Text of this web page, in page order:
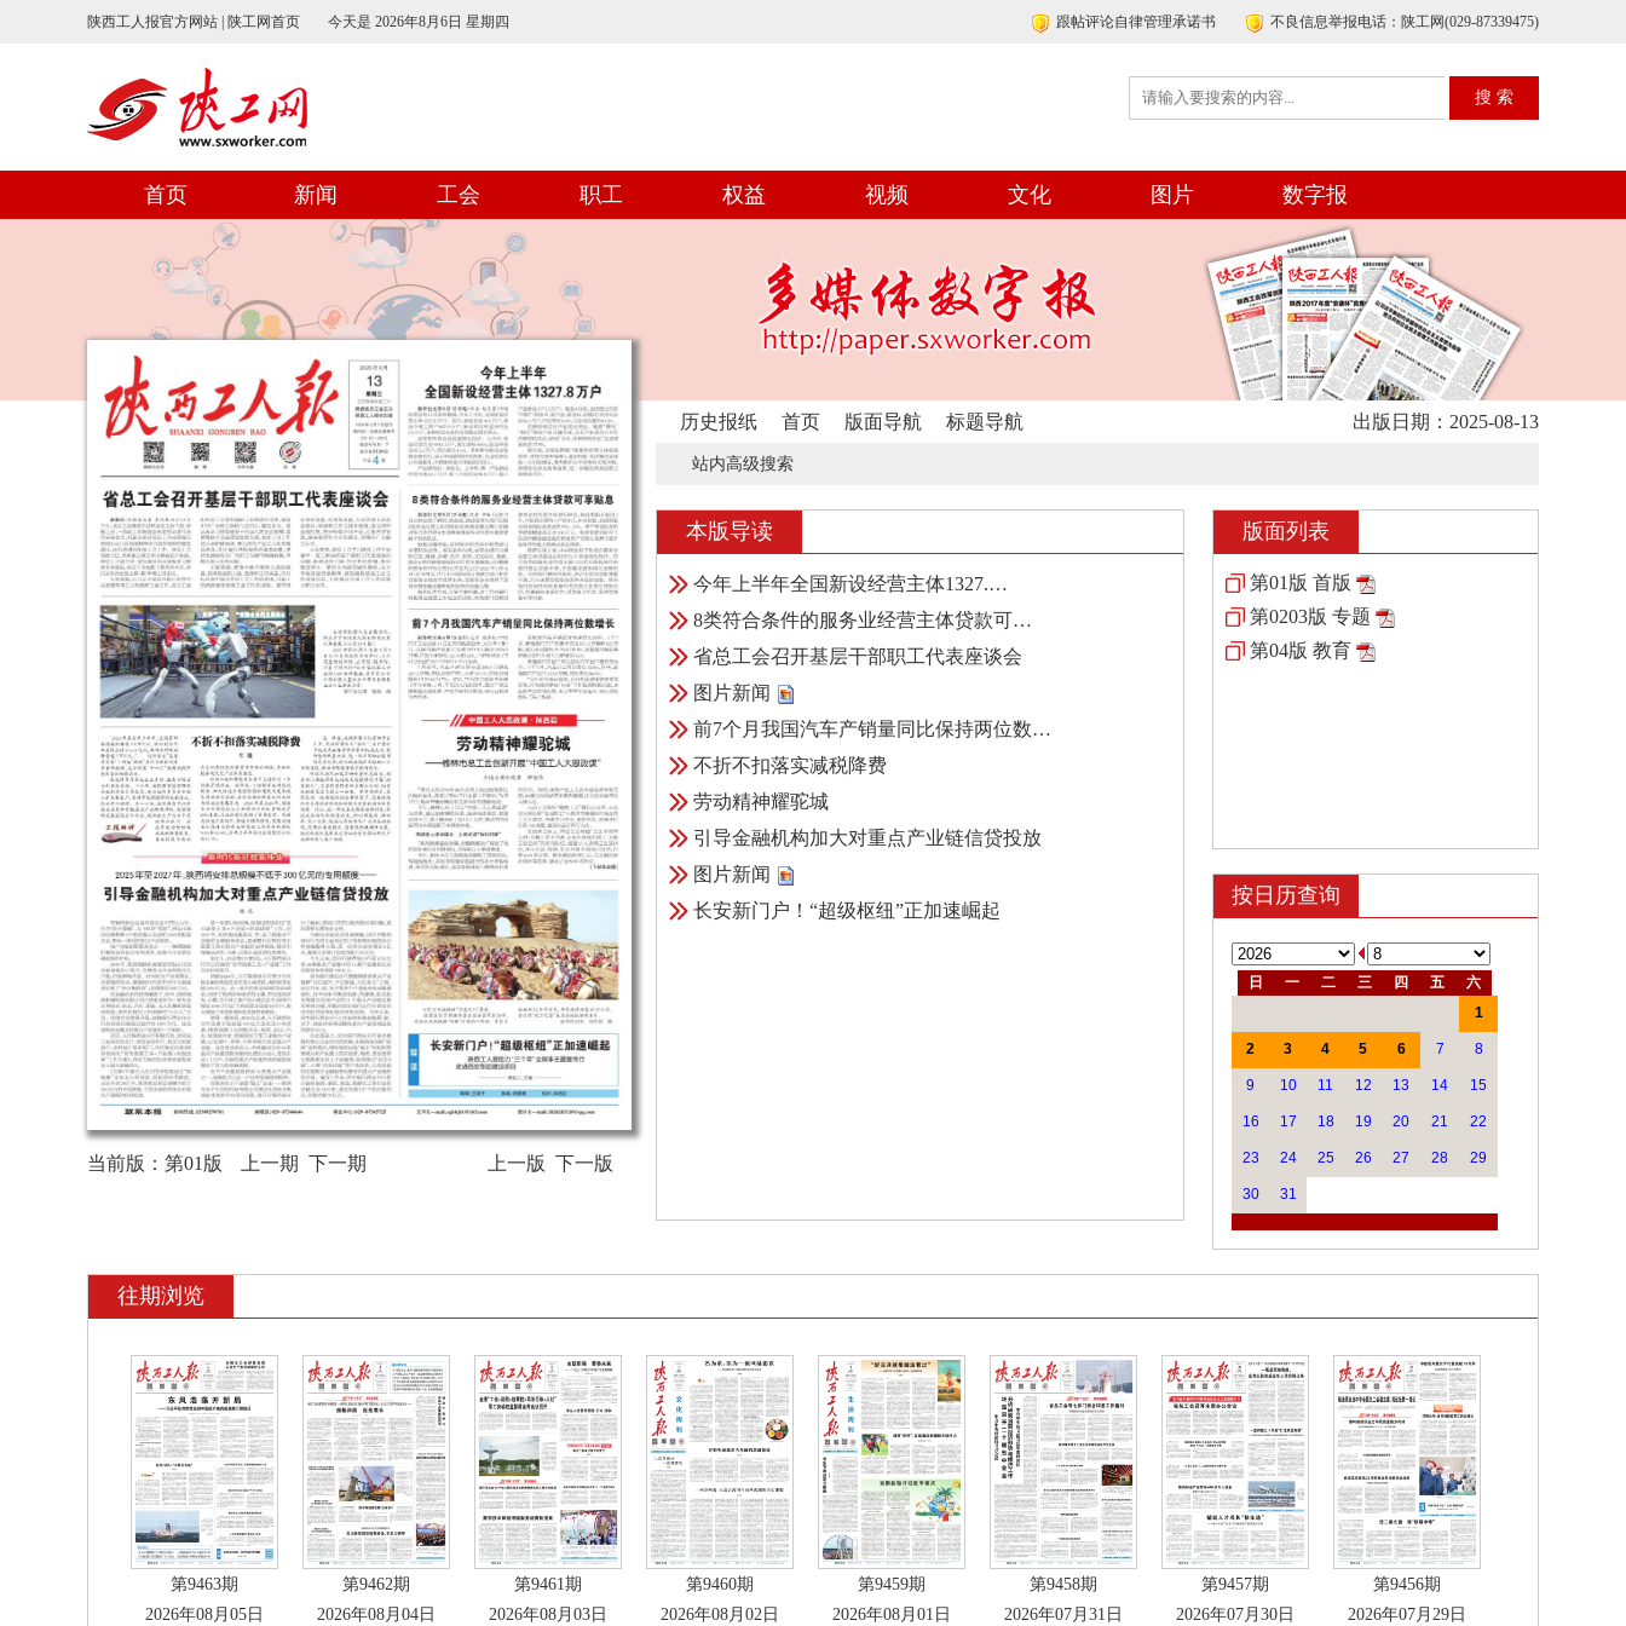
陕西工人报官方网站 | 陕工网首页 今天是 2026年8月6日 星期四 跟帖评论自律管理承诺书 不良信息举报电话：陕工网(029-87339475)
首页 新闻 工会 职工 权益 视频 文化 图片 数字报
当前版： 第01版 上一期 下一期 上一版 下一版
历史报纸 首页 版面导航 标题导航 出版日期：2025-08-13
站内高级搜索
本版导读
今年上半年全国新设经营主体1327.…
8类符合条件的服务业经营主体贷款可…
省总工会召开基层干部职工代表座谈会
图片新闻
前7个月我国汽车产销量同比保持两位数…
不折不扣落实减税降费
劳动精神耀驼城
引导金融机构加大对重点产业链信贷投放
图片新闻
长安新门户！“超级枢纽”正加速崛起
版面列表
第01版 首版
第0203版 专题
第04版 教育
按日历查询
日 一 二 三 四 五
六
1
2 3 4 5 6 7 8
9 10 11 12 13 14 15
16 17 18 19 20 21 22
23 24 25 26 27 28 29
30 31
往期浏览
第9463期
2026年08月05日
第9462期
2026年08月04日
第9461期
2026年08月03日
第9460期
2026年08月02日
第9459期
2026年08月01日
第9458期
2026年07月31日
第9457期
2026年07月30日
第9456期
2026年07月29日